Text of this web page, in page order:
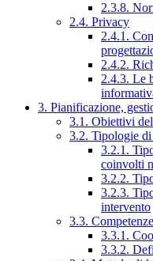
2.3.8.
2.4. Privacy
2.4.1.
2.4.2.
2.4.3. Le
3. Pianificazione,
3.1. Obiettivi
3.2. Tipologie
3.2.1.
coinvolti
3.2.2.
3.2.3.
intervento
3.3.
3.3.1.
3.3.2.